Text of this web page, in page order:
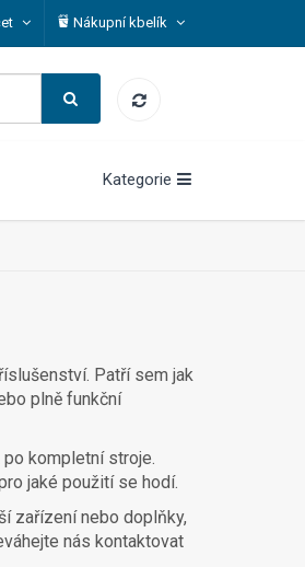
Nákupní kbelík
Kategorie
Patří sem jak
plně funkční
kompletní stroje.
jaké použití se hodí.
zařízení nebo doplňky,
nás kontaktovat